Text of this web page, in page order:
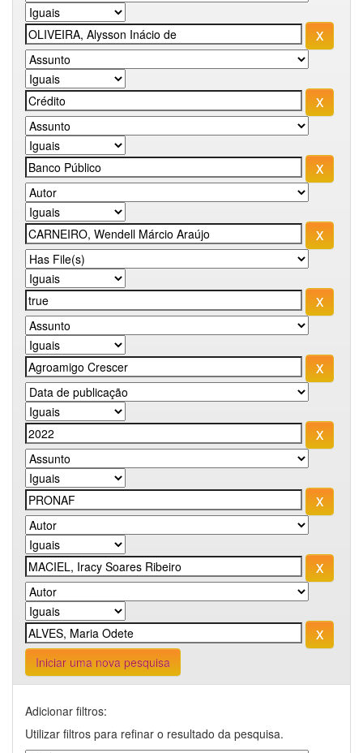
Iniciar uma nova pesquisa
Adicionar filtros:
Utilizar filtros para refinar o resultado da pesquisa.